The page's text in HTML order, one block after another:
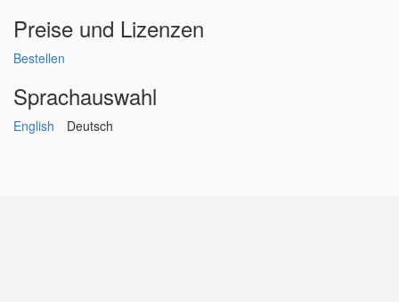
Preise und Lizenzen
Bestellen
Sprachauswahl
English Deutsch